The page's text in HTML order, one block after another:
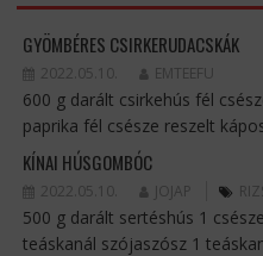
GYÖMBÉRES CSIRKERUDACSKÁK
2022.05.10. EMTEEFU
600 g darált csirkehús fél
paprika fél csésze reszelt
KÍNAI HÚSGOMBÓC
2022.05.10. JOJAP
500 g darált sertéshús 1
teáskanál szójaszósz 1